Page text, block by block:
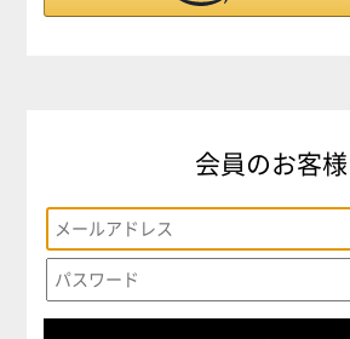
会員のお客様